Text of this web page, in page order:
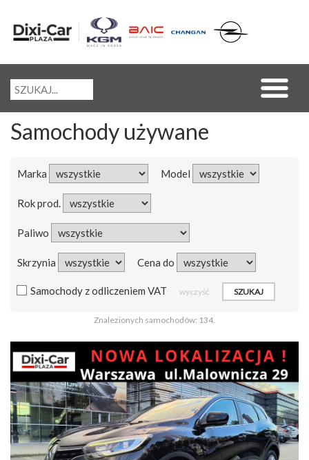
Samochody używane
Marka Model
Rok prod.
Paliwo
Skrzynia Cena do
Samochody z odliczeniem VAT wyczyść
Znalezionych samochodów: 134.